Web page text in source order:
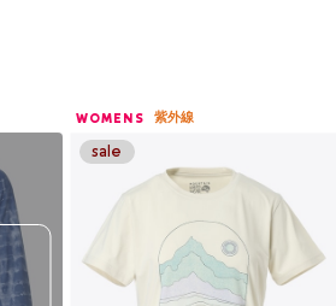
WOMENS 紫外線